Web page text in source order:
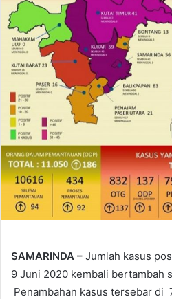
SAMARINDA – Jumlah kasus
9 Juni 2020 kembali bertambah
Penambahan kasus tersebar di